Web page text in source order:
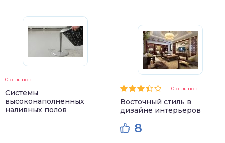
0 отзывов
Системы
высоконаполненных
наливных полов
0 отзывов
Восточный стиль в
дизайне интерьеров
8